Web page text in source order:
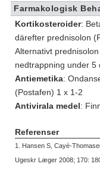
Farmakologisk
Kortikosteroider:
därefter prednisolon
Alternativt
nedtrappning under 5
Antiemetika:
(Postafen) 1 x 1-2
Antivirala medel:
Referenser
1. Hansen S, Cayé-
Ugeskr Læger 2008; 170: